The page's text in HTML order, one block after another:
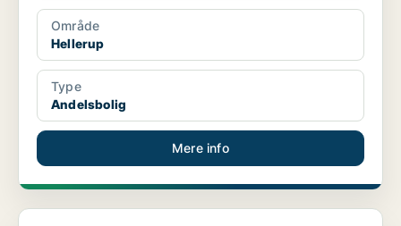
Område
Hellerup
Type
Andelsbolig
Mere info
Andelsbolig i Glostrup